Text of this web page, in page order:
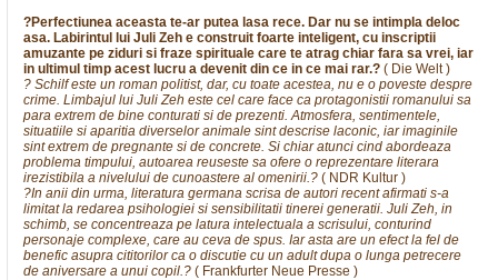
?Perfectiunea aceasta te-ar putea lasa rece. Dar nu se intimpla deloc
asa. Labirintul lui Juli Zeh e construit foarte inteligent, cu inscriptii
amuzante pe ziduri si fraze spirituale care te atrag chiar fara sa vrei, iar
in ultimul timp acest lucru a devenit din ce in ce mai rar.? ( Die Welt )
? Schilf este un roman politist, dar, cu toate acestea, nu e o poveste despre
crime. Limbajul lui Juli Zeh este cel care face ca protagonistii romanului sa
para extrem de bine conturati si de prezenti. Atmosfera, sentimentele,
situatiile si aparitia diverselor animale sint descrise laconic, iar imaginile
sint extrem de pregnante si de concrete. Si chiar atunci cind abordeaza
problema timpului, autoarea reuseste sa ofere o reprezentare literara
irezistibila a nivelului de cunoastere al omenirii.? ( NDR Kultur )
?In anii din urma, literatura germana scrisa de autori recent afirmati s-a
limitat la redarea psihologiei si sensibilitatii tinerei generatii. Juli Zeh, in
schimb, se concentreaza pe latura intelectuala a scrisului, conturind
personaje complexe, care au ceva de spus. Iar asta are un efect la fel de
benefic asupra cititorilor ca o discutie cu un adult dupa o lunga petrecere
de aniversare a unui copil.? ( Frankfurter Neue Presse )